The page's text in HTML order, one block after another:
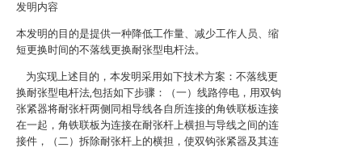
发明内容
本发明的目的是提供一种降低工作量、减少工作人员、缩
短更换时间的不落线更换耐张型电杆法。
为实现上述目的，本发明采用如下技术方案：不落线更
换耐张型电杆法,包括如下步骤：（一）线路停电，用双钩
张紧器将耐张杆两侧同相导线各自所连接的角铁联板连接
在一起，角铁联板为连接在耐张杆上横担与导线之间的连
接件，（二）拆除耐张杆上的横担，使双钩张紧器及其连